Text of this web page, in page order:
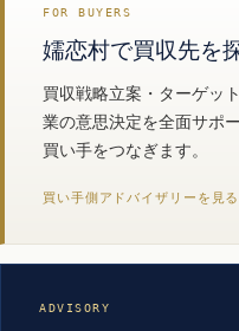
FOR BUYERS
嬬恋村で買収先を
買収戦略立案・ターゲッ
業の意思決定を全面サポ
買い手をつなぎます。
買い手側アドバイザリーを見
ADVISORY